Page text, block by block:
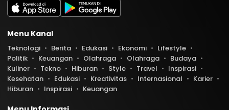
Menu Kanal
Teknologi Berita Edukasi Ekonomi
Lifestyle
Politik
Keuangan Olahraga Olahraga
Budaya
Kuliner
Tekno Hiburan Style Travel
Inspirasi
Kesehatan
Edukasi Kreativitas Internasional
Karier
Hiburan
Inspirasi Keuangan